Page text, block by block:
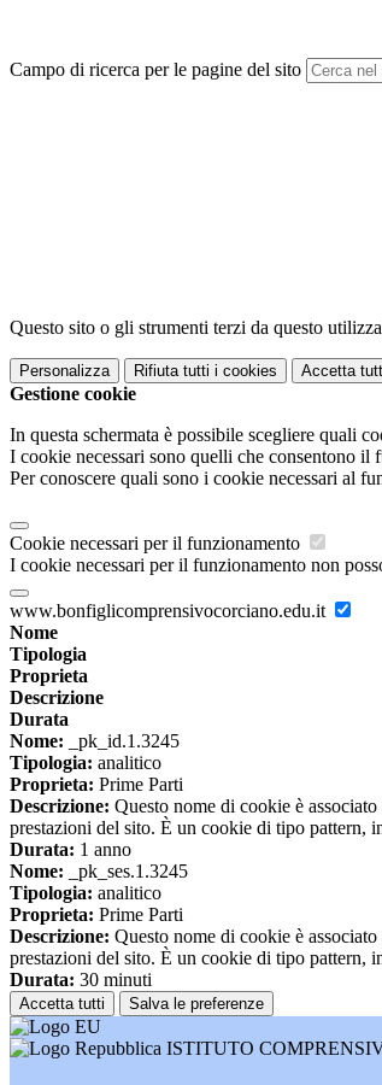
Campo di ricerca per le pagine del sito
Questo sito o gli strumenti terzi da questo
Personalizza Rifiuta tutti i cookies Accetta
Gestione cookie
In questa schermata è possibile scegliere quali
I cookie necessari sono quelli che consentono
Per conoscere quali sono i cookie necessari al
Cookie necessari per il funzionamento
I cookie necessari per il funzionamento non
www.bonfiglicomprensivocorciano.edu.it
Nome
Tipologia
Proprieta
Descrizione
Durata
Nome: _pk_id.1.3245
Tipologia: analitico
Proprieta: Prime Parti
Descrizione: Questo nome di cookie è
prestazioni del sito. È un cookie di tipo pattern,
Durata: 1 anno
Nome: _pk_ses.1.3245
Tipologia: analitico
Proprieta: Prime Parti
Descrizione: Questo nome di cookie è
prestazioni del sito. È un cookie di tipo pattern,
Durata: 30 minuti
Accetta tutti Salva le preferenze
ISTITUTO